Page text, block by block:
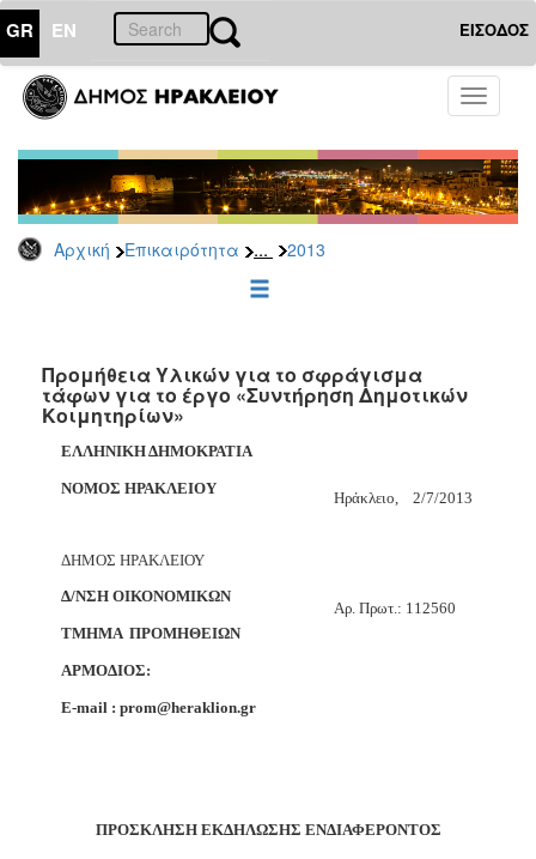
GR EN ΕΙΣΟΔΟΣ
Toggle
Αρχική Επικαιρότητα ... 2013
ΕΠΙΚΑΙΡΟΤΗΤΑ
-
Δημοπρασίες
Αρχείο
2026
2022
2021
Προμήθεια Υλικών για το σφράγισμα
τάφων για το έργο «Συντήρηση Δημοτικών
Κοιμητηρίων»
ΕΛΛΗΝΙΚΗ ΔΗΜΟΚΡΑΤΙΑ
ΝΟΜΟΣ ΗΡΑΚΛΕΙΟΥ
ΔΗΜΟΣ ΗΡΑΚΛΕΙΟΥ
Δ/ΝΣΗ ΟΙΚΟΝΟΜΙΚΩΝ
ΤΜΗΜΑ ΠΡΟΜΗΘΕΙΩΝ
ΑΡΜΟΔΙΟΣ:
E-mail :prom@heraklion.gr
Ηράκλειο, 2/7/201 3
Aρ. Πρωτ.: 112560
ΠΡΟΣΚΛΗΣΗ ΕΚΔΗΛΩΣΗΣ ΕΝΔΙΑΦΕΡΟΝΤΟΣ